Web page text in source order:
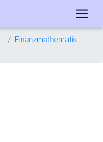
Finanzmathematik